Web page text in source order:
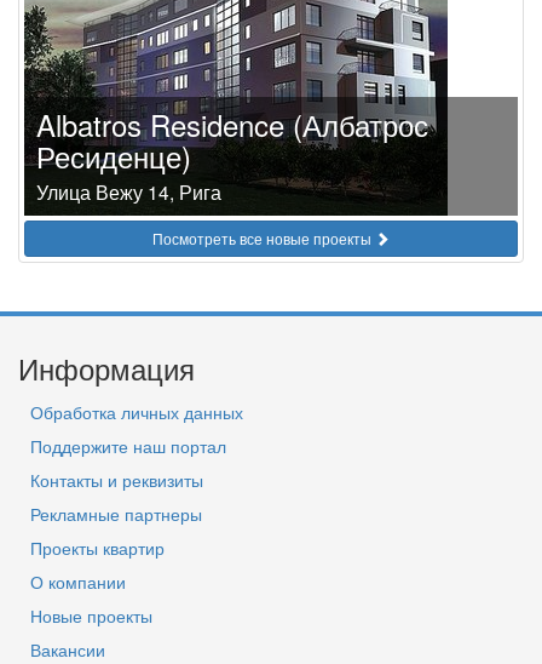
Albatros Residence (Албатрос
Ресиденце)
Улица Вежу 14, Рига
Посмотреть все новые проекты
Информация
Обработка личных данных
Поддержите наш портал
Контакты и реквизиты
Рекламные партнеры
Проекты квартир
О компании
Новые проекты
Вакансии